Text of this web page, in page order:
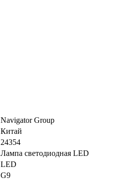
Navigator Group
Китай
24354
Лампа светодиодная LED
LED
G9